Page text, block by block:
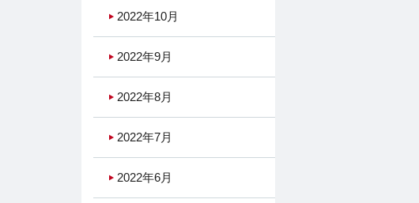
2022年10月
2022年9月
2022年8月
2022年7月
2022年6月